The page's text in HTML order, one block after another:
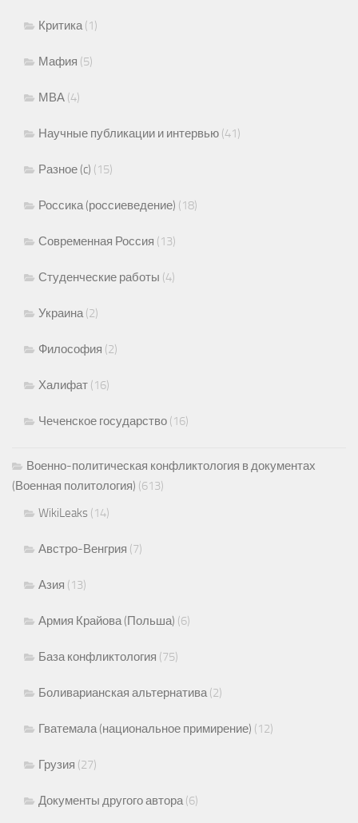
Критика(1)
Мафия (5)
МВА (4)
Научные публикации и интервью (41)
Разное (c) (15)
Россика (россиеведение) (18)
Современная Россия (13)
Студенческие работы (4)
Украина(2)
Философия (2)
Халифат (16)
Чеченское государство (16)
Военно-политическая конфликтология в документах
(Военная политология) (613)
WikiLeaks (14)
Австро-Венгрия (7)
Азия (13)
Армия Крайова (Польша) (6)
База конфликтология (75)
Боливарианская альтернатива(2)
Гватемала (национальное примирение) (12)
Грузия (27)
Документы другого автора(6)